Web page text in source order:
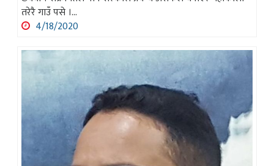
तरेरै गाउँ पसे ।...
4/18/2020